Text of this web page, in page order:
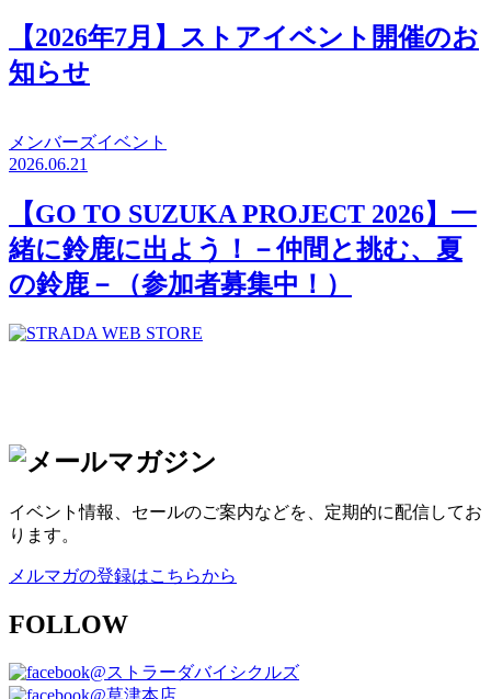
【2026年7月】ストアイベント開催のお
知らせ
メンバーズイベント
2026.06.21
【GO TO SUZUKA PROJECT 2026】一
緒に鈴鹿に出よう！－仲間と挑む、夏
の鈴鹿－（参加者募集中！）
イベント情報、セールのご案内などを、定期的に配信してお
ります。
メルマガの登録はこちらから
FOLLOW
@ストラーダバイシクルズ
@草津本店